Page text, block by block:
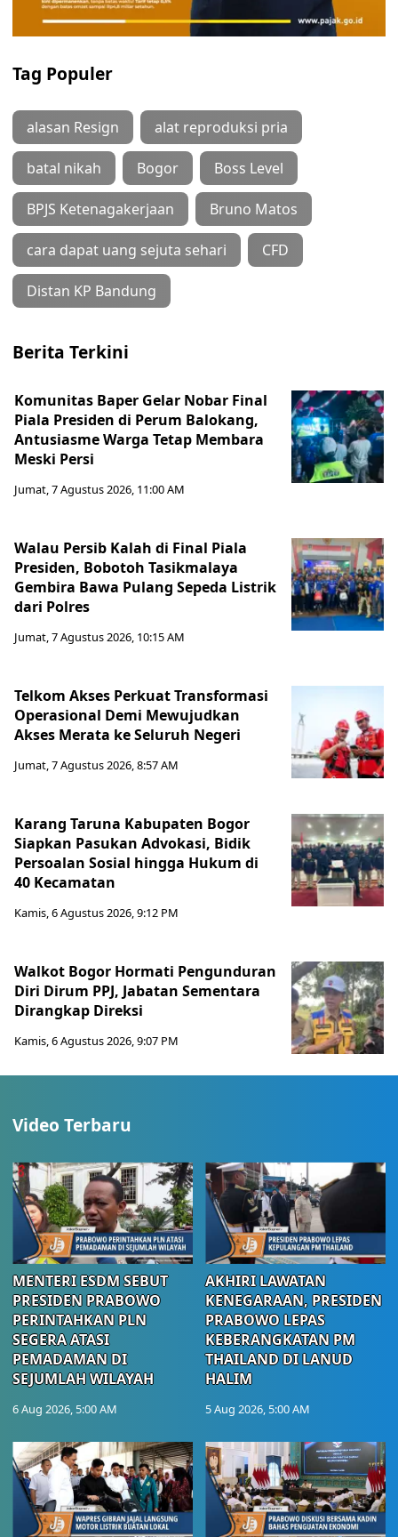
Tag Populer
alasan Resign alat reproduksi pria
batal nikah Bogor Boss Level
BPJS Ketenagakerjaan Bruno Matos
cara dapat uang sejuta sehari CFD
Distan KP Bandung
Berita Terkini
Komunitas Baper Gelar Nobar Final
Piala Presiden di Perum Balokang,
Antusiasme Warga Tetap Membara
Meski Persi
Jumat, 7 Agustus 2026, 11:00 AM
Walau Persib Kalah di Final Piala
Presiden, Bobotoh Tasikmalaya
Gembira Bawa Pulang Sepeda Listrik
dari Polres
Jumat, 7 Agustus 2026, 10:15 AM
Telkom Akses Perkuat Transformasi
Operasional Demi Mewujudkan
Akses Merata ke Seluruh Negeri
Jumat, 7 Agustus 2026, 8:57 AM
Karang Taruna Kabupaten Bogor
Siapkan Pasukan Advokasi, Bidik
Persoalan Sosial hingga Hukum di
40 Kecamatan
Kamis, 6 Agustus 2026, 9:12 PM
Walkot Bogor Hormati Pengunduran
Diri Dirum PPJ, Jabatan Sementara
Dirangkap Direksi
Kamis, 6 Agustus 2026, 9:07 PM
Video Terbaru
MENTERI ESDM SEBUT
PRESIDEN PRABOWO
PERINTAHKAN PLN
SEGERA ATASI
PEMADAMAN DI
SEJUMLAH WILAYAH
6 Aug 2026, 5:00 AM
AKHIRI LAWATAN
KENEGARAAN, PRESIDEN
PRABOWO LEPAS
KEBERANGKATAN PM
THAILAND DI LANUD
HALIM
5 Aug 2026, 5:00 AM